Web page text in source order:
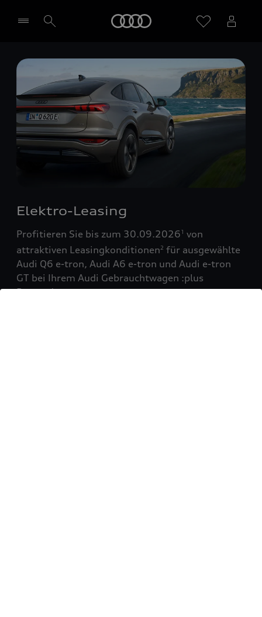
Händler wählen
Elektro-Leasing
Profitieren Sie bis zum 30.09.20261 von
attraktiven Leasingkonditionen2 für ausgewählte
Audi Q6 e-tron, Audi A6 e-tron und Audi e-tron
GT bei Ihrem Audi Gebrauchtwagen :plus
Partner!